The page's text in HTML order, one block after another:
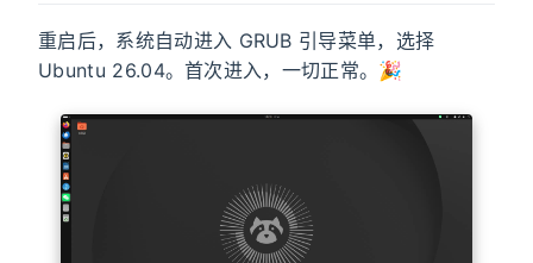
重启后，系统自动进入 GRUB 引导菜单，选择
Ubuntu 26.04。首次进入，一切正常。🎉